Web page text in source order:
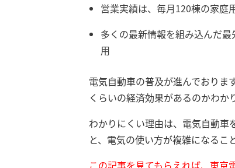
営業実績は、毎月120棟の家庭
多くの最新情報を組み込んだ
用
電気自動車の普及が進んでおり
くらいの経済効果があるのかわか
わかりにくい理由は、電気自動車
と、電気の使い方が複雑になるこ
この記事を見てもらえれば、東